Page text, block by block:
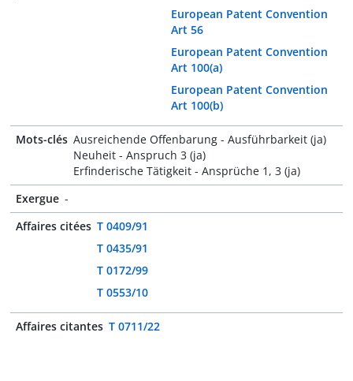
European Patent Convention
Art 56
European Patent Convention
Art 100(a)
European Patent Convention
Art 100(b)
Mots-clés Ausreichende Offenbarung - Ausführbarkeit (ja)
Neuheit - Anspruch 3 (ja)
Erfinderische Tätigkeit - Ansprüche 1, 3 (ja)
Exergue -
Affaires citées T 0409/91
T 0435/91
T 0172/99
T 0553/10
Affaires citantes T 0711/22